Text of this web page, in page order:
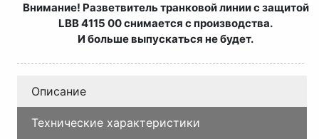
Внимание! Разветвитель транковой линии с защитой
LBB 4115 00 снимается с производства.
И больше выпускаться не будет.
Описание
Технические характеристики